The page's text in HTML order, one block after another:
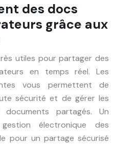
des docs
grâce aux
utiles pour partager des
en temps réel. Les
vous permettent de
sécurité et de gérer les
documents partagés. Un
électronique des
pour un partage sécurisé